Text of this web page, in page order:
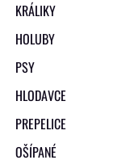
KRÁLIKY
HOLUBY
PSY
HLODAVCE
PREPELICE
OŠÍPANÉ